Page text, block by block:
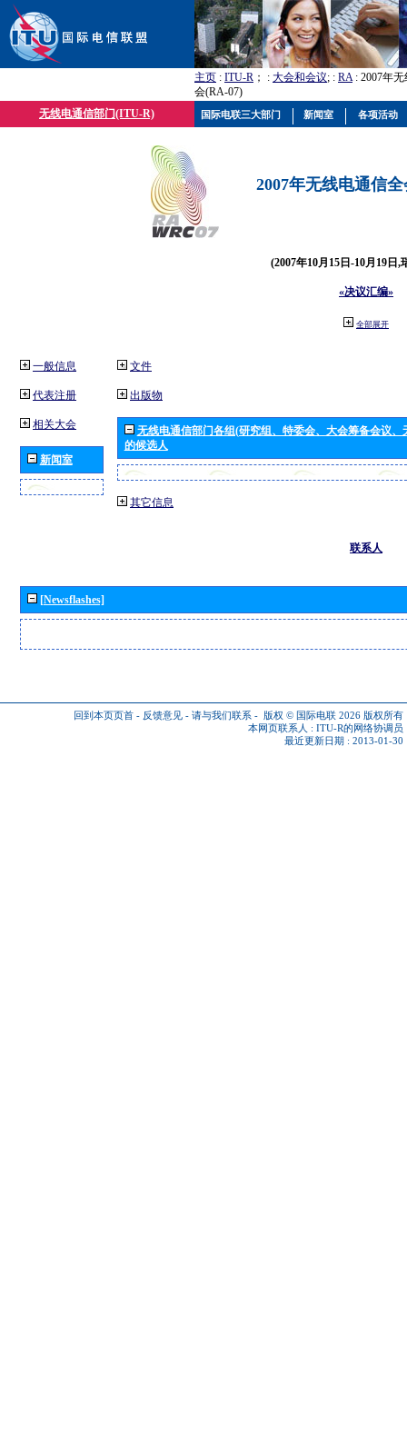
主页 : ITU-R ； : 大会和会议; : RA: 2007年
会(RA-07)
无线电通信部门(ITU-R)
2007年无线电通信
(2007年10月15日-10月19日,
«决议汇编»
全部展开
一般信息
代表注册
相关大会
新闻室
文件
出版物
无线电通信部门各组(研究组、特委会、大会筹备会议
的候选人
其它信息
联系人
[Newsflashes]
回到本页页首 - 反馈意见 - 请与我们联系 - 版权 © 国际电联 2026 版权所有
本网页联系人 : ITU-R的网络协调员
最近更新日期 : 2013-01-30
国际电联三大部门 新闻室 各项活动